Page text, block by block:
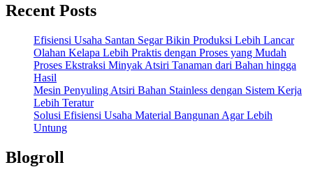
Recent Posts
Efisiensi Usaha Santan Segar Bikin Produksi Lebih Lancar
Olahan Kelapa Lebih Praktis dengan Proses yang Mudah
Proses Ekstraksi Minyak Atsiri Tanaman dari Bahan hingga
Hasil
Mesin Penyuling Atsiri Bahan Stainless dengan Sistem Kerja
Lebih Teratur
Solusi Efisiensi Usaha Material Bangunan Agar Lebih
Untung
Blogroll